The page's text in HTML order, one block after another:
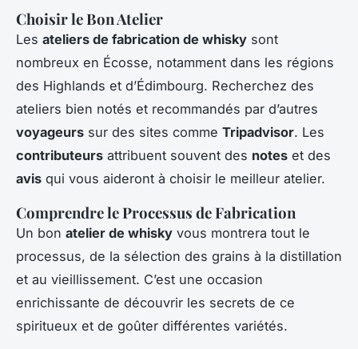
Choisir le Bon Atelier
Les ateliers de fabrication de whisky sont
nombreux en Écosse, notamment dans les régions
des Highlands et d’Édimbourg. Recherchez des
ateliers bien notés et recommandés par d’autres
voyageurs sur des sites comme Tripadvisor. Les
contributeurs attribuent souvent des notes et des
avis qui vous aideront à choisir le meilleur atelier.
Comprendre le Processus de Fabrication
Un bon atelier de whisky vous montrera tout le
processus, de la sélection des grains à la distillation
et au vieillissement. C’est une occasion
enrichissante de découvrir les secrets de ce
spiritueux et de goûter différentes variétés.